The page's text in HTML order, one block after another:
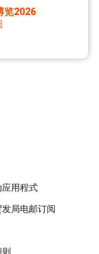
览2026
用程式
局电邮订阅